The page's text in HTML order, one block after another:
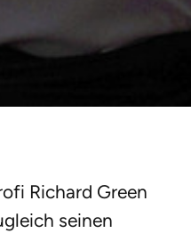
Richard Green
seinen